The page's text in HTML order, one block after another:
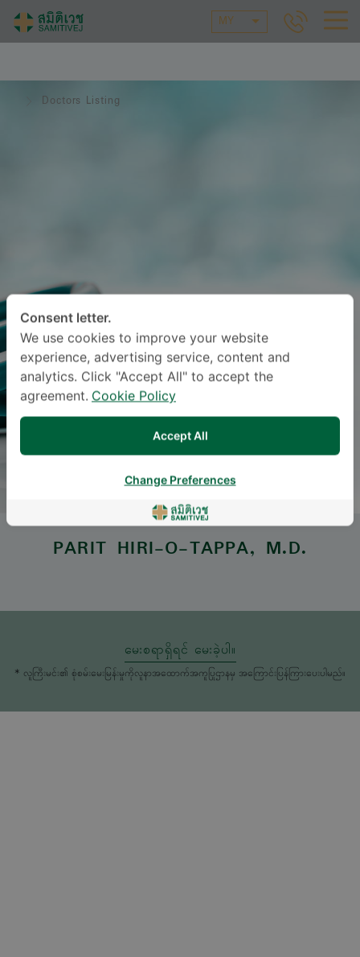
MY
Doctors Listing
PARIT HIRI-O-TAPPA, M.D.
မေးစရာရှိရင် မေးခဲ့ပါ။
* လူကြီးမင်း၏ စုံစမ်းမေးမြန်းမှုကိုလူနာအထောက်အကူပြုဌာနမှ အကြောင်းပြန်ကြားပေးပါမည်။
Consent letter.
We use cookies to improve your website
experience, advertising service, content and
analytics. Click "Accept All" to accept the
agreement. Cookie Policy
Accept All
Change Preferences